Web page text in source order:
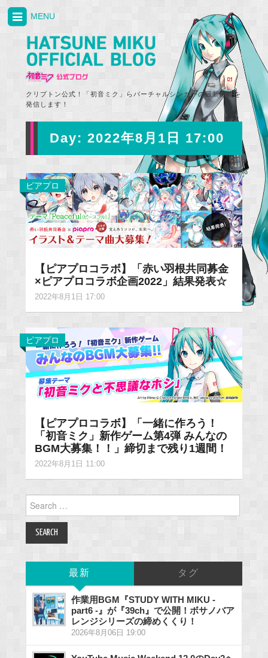
クリプトン公式！「初音ミク」らバーチャルシンガーの最新情報を
発信します！
MENU
Day: 2022年8月1日 17:00
ピアプロ
【ピアプロコラボ】「赤い羽根共同募金
×ピアプロコラボ企画2022」結果発表☆
2022年8月1日 17:00
ピアプロ
【ピアプロコラボ】「一緒に作ろう！
「初音ミク」新作ゲーム第4弾 みんなの
BGM大募集！！」締切まで残り1週間！
2022年8月1日 11:00
for:
最新 タグ
作業用BGM『STUDY WITH MIKU -
part6 -』が『39ch』で公開！ボサノバア
レンジシリーズの締めくくり！
2026年8月06日 19:00